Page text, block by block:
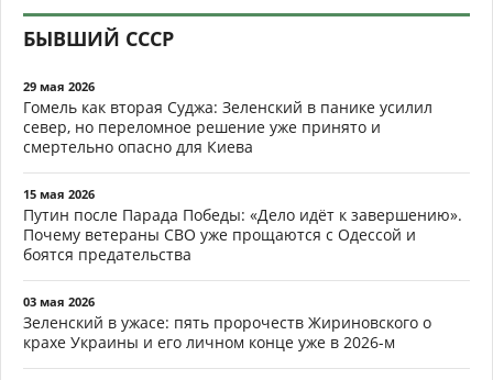
БЫВШИЙ СССР
29 мая 2026
Гомель как вторая Суджа: Зеленский в панике усилил
север, но переломное решение уже принято и
смертельно опасно для Киева
15 мая 2026
Путин после Парада Победы: «Дело идёт к завершению».
Почему ветераны СВО уже прощаются с Одессой и
боятся предательства
03 мая 2026
Зеленский в ужасе: пять пророчеств Жириновского о
крахе Украины и его личном конце уже в 2026-м